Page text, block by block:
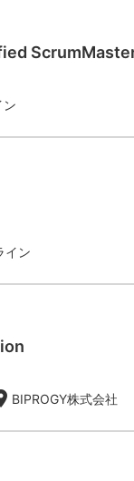
ン
イン
BIPROGY株式会社